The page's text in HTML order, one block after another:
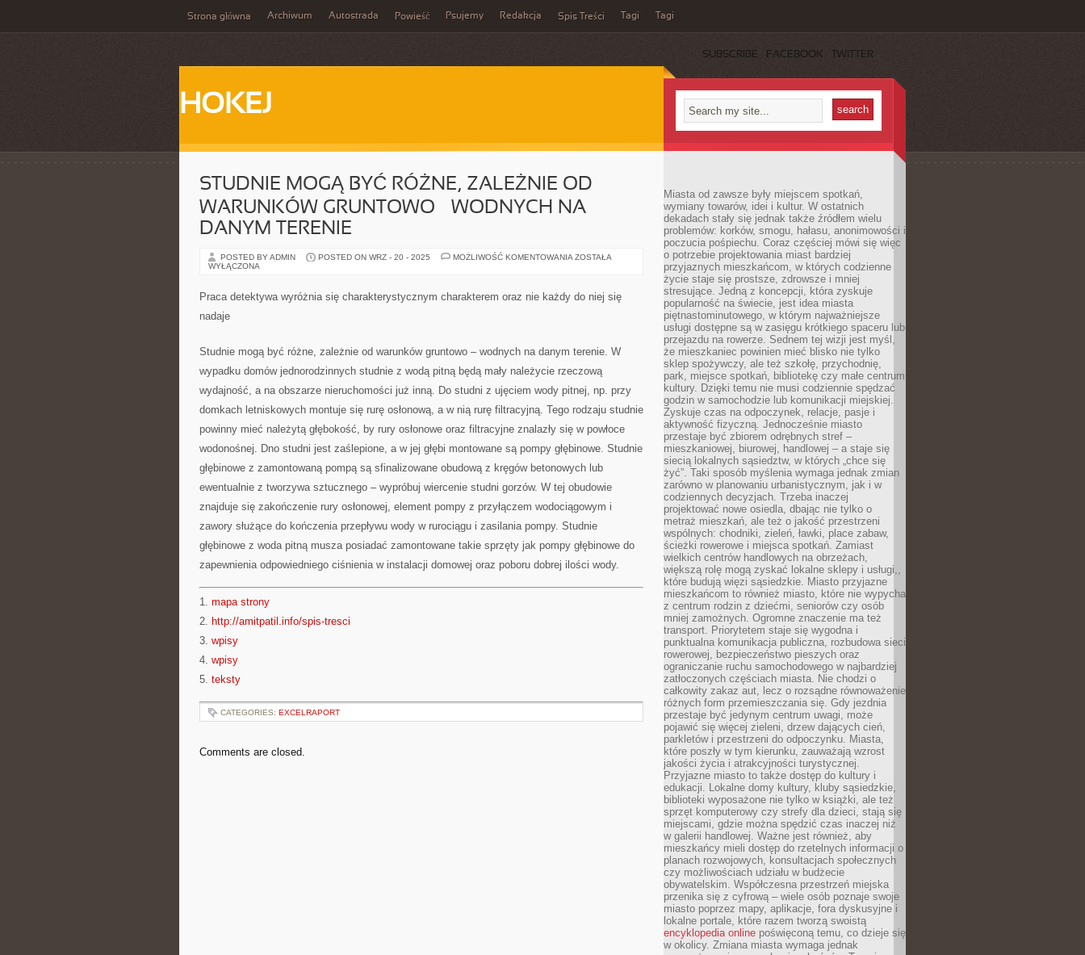
Strona główna Archiwum Autostrada Powieść Psujemy Redakcja Spis Treści Tagi Tagi
SUBSCRIBE FACEBOOK TWITTER
HOKEJ
STUDNIE MOGĄ BYĆ RÓŻNE, ZALEŻNIE OD
WARUNKÓW GRUNTOWO – WODNYCH NA
DANYM TERENIE
POSTED BY ADMIN POSTED ON WRZ - 20 - 2025 MOŻLIWOŚĆ KOMENTOWANIA STUDNIE
ZALEŻNIE
OD
DANYM
ZOSTAŁA
WYŁĄCZONA
Praca detektywa wyróżnia się charakterystycznym charakterem oraz nie każdy do niej się
nadaje
Studnie mogą być różne, zależnie od warunków gruntowo – wodnych na danym terenie. W
wypadku domów jednorodzinnych studnie z wodą pitną będą mały należycie rzeczową
wydajność, a na obszarze nieruchomości już inną. Do studni z ujęciem wody pitnej, np. przy
domkach letniskowych montuje się rurę osłonową, a w nią rurę filtracyjną. Tego rodzaju studnie
powinny mieć należytą głębokość, by rury osłonowe oraz filtracyjne znalazły się w powłoce
wodonośnej. Dno studni jest zaślepione, a w jej głębi montowane są pompy głębinowe. Studnie
głębinowe z zamontowaną pompą są sfinalizowane obudową z kręgów betonowych lub
ewentualnie z tworzywa sztucznego – wypróbuj wiercenie studni gorzów. W tej obudowie
znajduje się zakończenie rury osłonowej, element pompy z przyłączem wodociągowym i
zawory służące do kończenia przepływu wody w rurociągu i zasilania pompy. Studnie
głębinowe z woda pitną musza posiadać zamontowane takie sprzęty jak pompy głębinowe do
zapewnienia odpowiedniego ciśnienia w instalacji domowej oraz poboru dobrej ilości wody.
1. mapa strony
2. http://amitpatil.info/spis-tresci
3. wpisy
4. wpisy
5. teksty
CATEGORIES: EXCELRAPORT
Comments are closed.
Miasta od zawsze były miejscem spotkań,
wymiany towarów, idei i kultur. W ostatnich
dekadach stały się jednak także źródłem wielu
problemów: korków, smogu, hałasu, anonimowości i
poczucia pośpiechu. Coraz częściej mówi się więc
o potrzebie projektowania miast bardziej
przyjaznych mieszkańcom, w których codzienne
życie staje się prostsze, zdrowsze i mniej
stresujące. Jedną z koncepcji, która zyskuje
popularność na świecie, jest idea miasta
piętnastominutowego, w którym najważniejsze
usługi dostępne są w zasięgu krótkiego spaceru lub
przejazdu na rowerze. Sednem tej wizji jest myśl,
że mieszkaniec powinien mieć blisko nie tylko
sklep spożywczy, ale też szkołę, przychodnię,
park, miejsce spotkań, bibliotekę czy małe centrum
kultury. Dzięki temu nie musi codziennie spędzać
godzin w samochodzie lub komunikacji miejskiej.
Zyskuje czas na odpoczynek, relacje, pasje i
aktywność fizyczną. Jednocześnie miasto
przestaje być zbiorem odrębnych stref –
mieszkaniowej, biurowej, handlowej – a staje się
siecią lokalnych sąsiedztw, w których „chce się
żyć”. Taki sposób myślenia wymaga jednak zmian
zarówno w planowaniu urbanistycznym, jak i w
codziennych decyzjach. Trzeba inaczej
projektować nowe osiedla, dbając nie tylko o
metraż mieszkań, ale też o jakość przestrzeni
wspólnych: chodniki, zieleń, ławki, place zabaw,
ścieżki rowerowe i miejsca spotkań. Zamiast
wielkich centrów handlowych na obrzeżach,
większą rolę mogą zyskać lokalne sklepy i usługi,,
które budują więzi sąsiedzkie. Miasto przyjazne
mieszkańcom to również miasto, które nie wypycha
z centrum rodzin z dziećmi, seniorów czy osób
mniej zamożnych. Ogromne znaczenie ma też
transport. Priorytetem staje się wygodna i
punktualna komunikacja publiczna, rozbudowa sieci
rowerowej, bezpieczeństwo pieszych oraz
ograniczanie ruchu samochodowego w najbardziej
zatłoczonych częściach miasta. Nie chodzi o
całkowity zakaz aut, lecz o rozsądne równoważenie
różnych form przemieszczania się. Gdy jezdnia
przestaje być jedynym centrum uwagi, może
pojawić się więcej zieleni, drzew dających cień,
parkletów i przestrzeni do odpoczynku. Miasta,
które poszły w tym kierunku, zauważają wzrost
jakości życia i atrakcyjności turystycznej.
Przyjazne miasto to także dostęp do kultury i
edukacji. Lokalne domy kultury, kluby sąsiedzkie,
biblioteki wyposażone nie tylko w książki, ale też
sprzęt komputerowy czy strefy dla dzieci, stają się
miejscami, gdzie można spędzić czas inaczej niż
w galerii handlowej. Ważne jest również, aby
mieszkańcy mieli dostęp do rzetelnych informacji o
planach rozwojowych, konsultacjach społecznych
czy możliwościach udziału w budżecie
obywatelskim. Współczesna przestrzeń miejska
przenika się z cyfrową – wiele osób poznaje swoje
miasto poprzez mapy, aplikacje, fora dyskusyjne i
lokalne portale, które razem tworzą swoistą
encyklopedia online poświęconą temu, co dzieje się
w okolicy. Zmiana miasta wymaga jednak